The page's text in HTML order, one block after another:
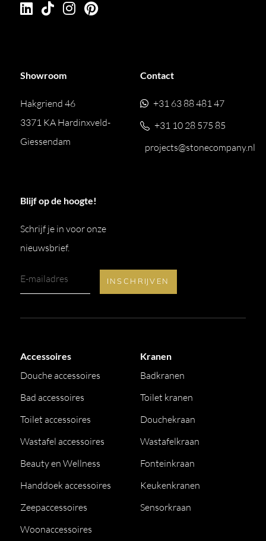
Showroom
Hakgriend 46
3371 KA Hardinxveld-
Giessendam
Contact
+31 63 88 481 47
+31 10 28 575 85
projects@stonecompany.nl
Blijf op de hoogte!
Schrijf je in voor onze
nieuwsbrief.
Accessoires
Douche accessoires
Bad accessoires
Toilet accessoires
Wastafel accessoires
Beauty en Wellness
Handdoek accessoires
Zeepaccessoires
Woonaccessoires
Kranen
Badkranen
Toilet kranen
Douchekraan
Wastafelkraan
Fonteinkraan
Keukenkranen
Sensorkraan